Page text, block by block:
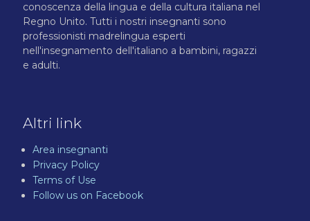
conoscenza della lingua e della cultura italiana nel
Regno Unito. Tutti i nostri insegnanti sono
professionisti madrelingua esperti
nell'insegnamento dell'italiano a bambini, ragazzi
e adulti.
Altri link
Area insegnanti
Privacy Policy
Terms of Use
Follow us on Facebook